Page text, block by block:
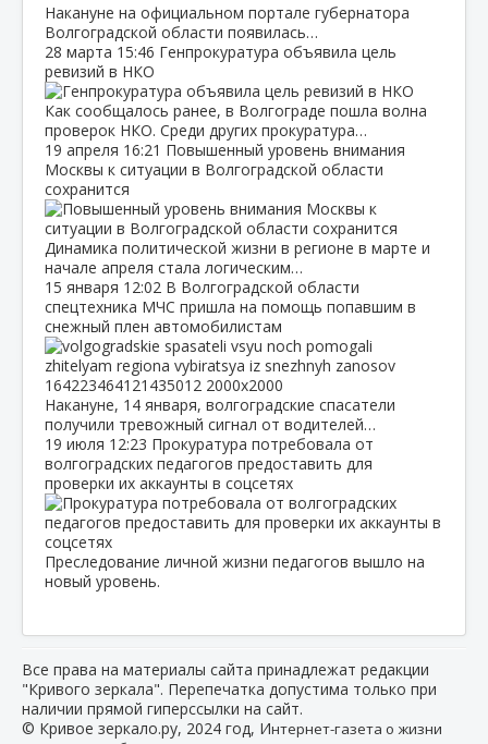
Накануне на официальном портале губернатора
Волгоградской области появилась…
28 марта 15:46 Генпрокуратура объявила цель
ревизий в НКО
Как сообщалось ранее, в Волгограде пошла волна
проверок НКО. Среди других прокуратура…
19 апреля 16:21 Повышенный уровень внимания
Москвы к ситуации в Волгоградской области
сохранится
Динамика политической жизни в регионе в марте и
начале апреля стала логическим…
15 января 12:02 В Волгоградской области
спецтехника МЧС пришла на помощь попавшим в
снежный плен автомобилистам
Накануне, 14 января, волгоградские спасатели
получили тревожный сигнал от водителей…
19 июля 12:23 Прокуратура потребовала от
волгоградских педагогов предоставить для
проверки их аккаунты в соцсетях
Преследование личной жизни педагогов вышло на
новый уровень.
Все права на материалы сайта принадлежат редакции
"Кривого зеркала". Перепечатка допустима только при
наличии прямой гиперссылки на сайт.
© Кривое зеркало.ру, 2024 год, Интернет-газета о жизни